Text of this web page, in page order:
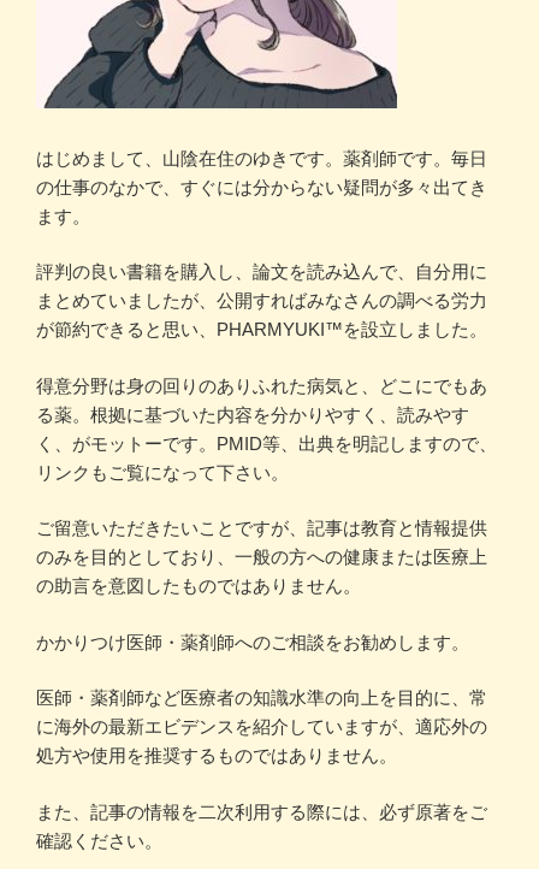
はじめまして、山陰在住のゆきです。薬剤師です。毎日
の仕事のなかで、すぐには分からない疑問が多々出てき
ます。
評判の良い書籍を購入し、論文を読み込んで、自分用に
まとめていましたが、公開すればみなさんの調べる労力
が節約できると思い、PHARMYUKI™を設立しました。
得意分野は身の回りのありふれた病気と、どこにでもあ
る薬。根拠に基づいた内容を分かりやすく、読みやす
く、がモットーです。PMID等、出典を明記しますので、
リンクもご覧になって下さい。
ご留意いただきたいことですが、記事は教育と情報提供
のみを目的としており、一般の方への健康または医療上
の助言を意図したものではありません。
かかりつけ医師・薬剤師へのご相談をお勧めします。
医師・薬剤師など医療者の知識水準の向上を目的に、常
に海外の最新エビデンスを紹介していますが、適応外の
処方や使用を推奨するものではありません。
また、記事の情報を二次利用する際には、必ず原著をご
確認ください。